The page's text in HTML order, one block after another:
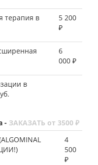
терапия в
5 200
₽
6
000 ₽
в
- ЗАКАЗАТЬ от 3500 ₽
4
500
₽